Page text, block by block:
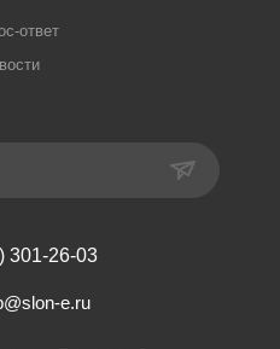
ответ
301-26-03
e.ru